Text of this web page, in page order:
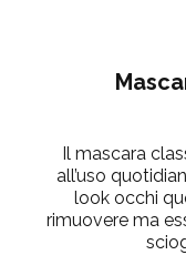
Il mascara
all’uso
look occhi
rimuovere ma